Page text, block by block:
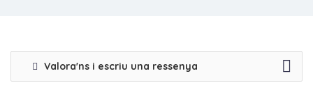
Valora'ns i escriu una ressenya